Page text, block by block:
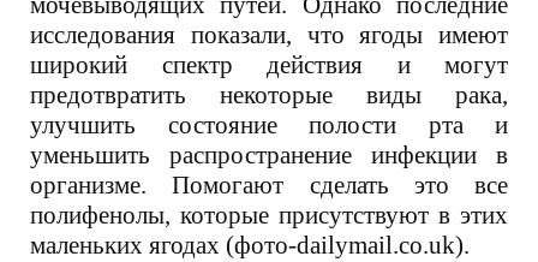
исследования показали, что ягоды имеют
широкий спектр действия и могут
предотвратить некоторые виды рака,
улучшить состояние полости рта и
уменьшить распространение инфекции в
организме. Помогают сделать это все
полифенолы, которые присутствуют в этих
маленьких ягодах (фото-dailymail.co.uk).